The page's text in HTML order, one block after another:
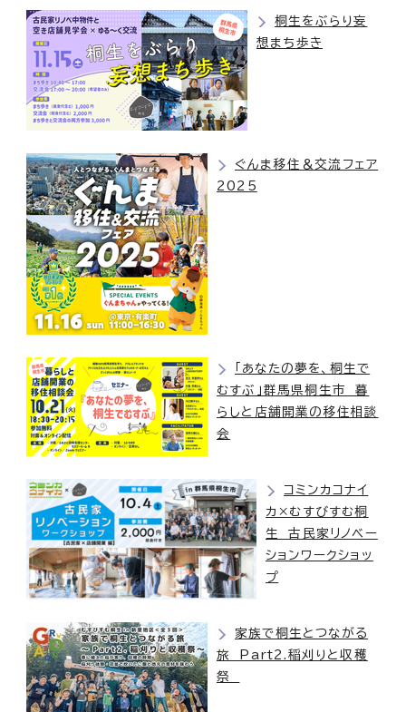
桐生をぶらり妄
想まち歩き
ぐんま移住＆交流フェア
2025
「あなたの夢を、桐生で
むすぶ」群馬県桐生市 暮
らしと店舗開業の移住相談
会
コミンカコナイ
カ×むすびすむ桐
生 古民家リノベー
ションワークショッ
プ
家族で桐生とつながる
旅 Part2.稲刈りと収穫
祭